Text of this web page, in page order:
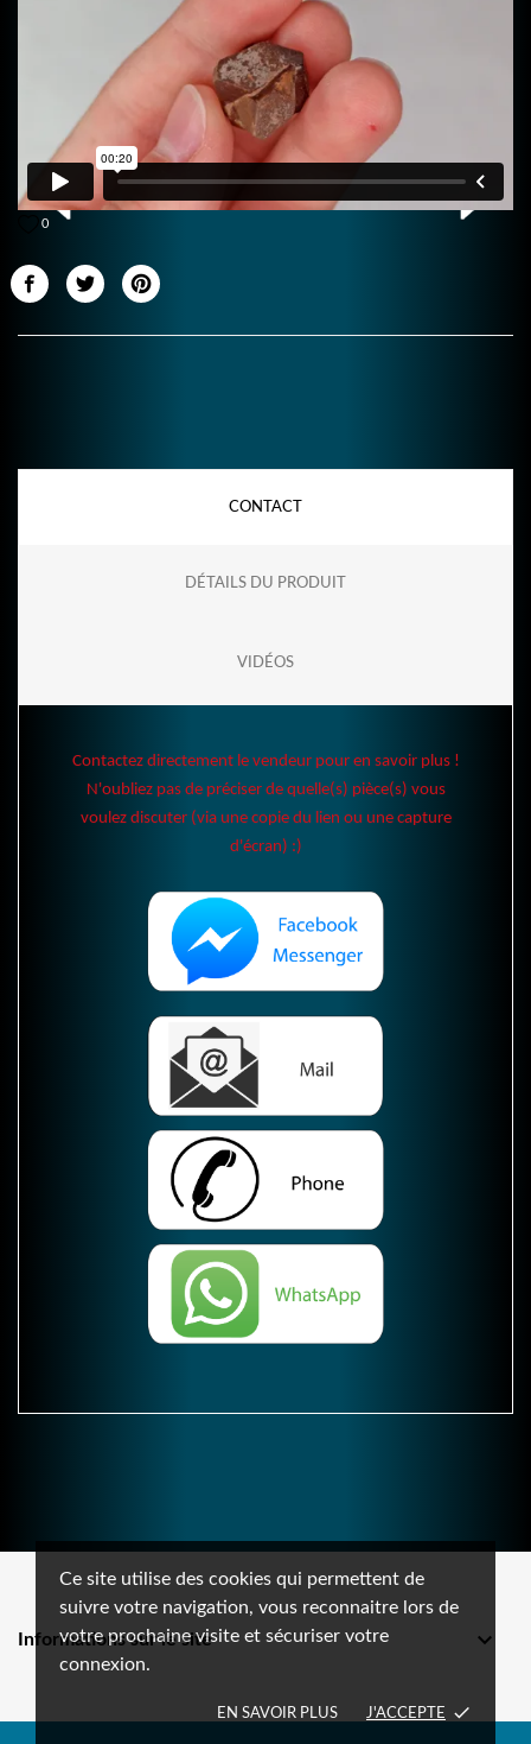
Ce site utilise des cookies qui permettent de
suivre votre navigation, vous reconnaitre lors de
votre prochaine visite et sécuriser votre
connexion.
EN SAVOIR PLUS J'ACCEPTE done
0
CONTACT
DÉTAILS DU PRODUIT
VIDÉOS
Contactez directement le vendeur pour en savoir plus !
N'oubliez pas de préciser de quelle(s) pièce(s) vous
voulez discuter (via une copie du lien ou une capture
d'écran) :)
Informations sur le site 